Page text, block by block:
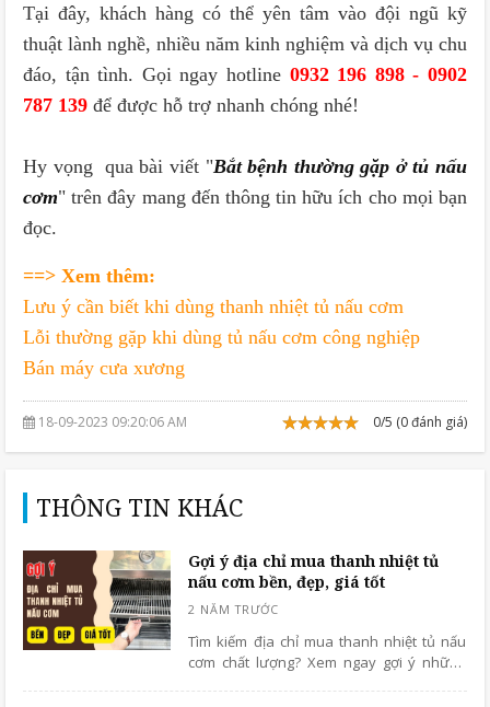
Tại đây, khách hàng có thể yên tâm vào đội ngũ kỹ
thuật lành nghề, nhiều năm kinh nghiệm và dịch vụ chu
đáo, tận tình. Gọi ngay hotline 0932 196 898 - 0902
787 139 để được hỗ trợ nhanh chóng nhé!
Hy vọng qua bài viết "Bắt bệnh thường gặp ở tủ nấu
cơm" trên đây mang đến thông tin hữu ích cho mọi bạn
đọc.
==> Xem thêm:
Lưu ý cần biết khi dùng thanh nhiệt tủ nấu cơm
Lỗi thường gặp khi dùng tủ nấu cơm công nghiệp
Bán máy cưa xương
18-09-2023 09:20:06 AM 0/5 (0 đánh giá)
THÔNG TIN KHÁC
Gợi ý địa chỉ mua thanh nhiệt tủ
nấu cơm bền, đẹp, giá tốt
Tìm kiếm địa chỉ mua thanh nhiệt tủ nấu
cơm chất lượng? Xem ngay gợi ý những